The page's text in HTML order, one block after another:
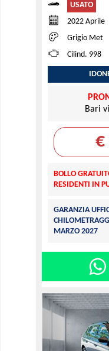
USATO
2022 Aprile
Grigio Met
Cilind. 998
Bari
€
BOLLO
RESIDENTI IN
GARANZIA
MARZO 2027